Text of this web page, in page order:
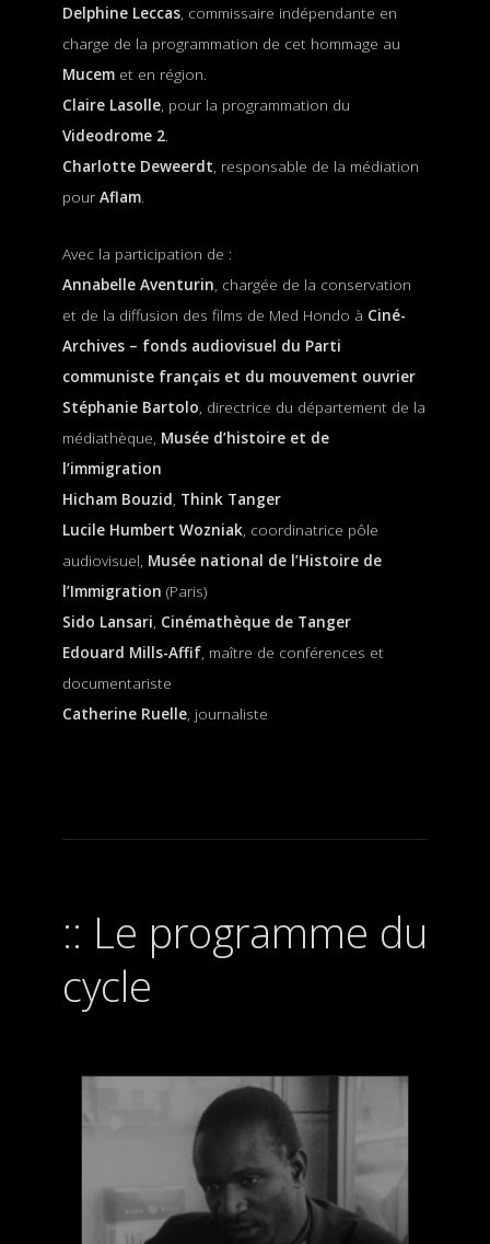
Delphine Leccas, commissaire indépendante en
charge de la programmation de cet hommage au
Mucemet en région.
Claire Lasolle, pour la programmation du
Videodrome 2.
Charlotte Deweerdt, responsable de la médiation
pour Aflam.
Avec la participation de :
Annabelle Aventurin, chargée de la conservation
et de la diffusion des films de Med Hondo à Ciné-
Archives – fonds audiovisuel du Parti
communiste français et du mouvement ouvrier
Stéphanie Bartolo, directrice du département de la
médiathèque, Musée d’histoire et de
l’immigration
Hicham Bouzid, Think Tanger
Lucile Humbert Wozniak, coordinatrice pôle
audiovisuel, Musée national de l’Histoire de
l’Immigration (Paris)
Sido Lansari, Cinémathèque de Tanger
Edouard Mills-Affif, maître de conférences et
documentariste
Catherine Ruelle, journaliste
Le programme du
cycle